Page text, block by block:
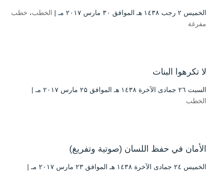
الخميس ۲ رجب ۱٤۳۸ هـ الموافق ۳۰ مارس ۲۰۱۷ مـ | الخطب، خطب
مفرغة
لا تكرهوا البنات
السبت ۲٦ جمادى الآخرة ۱٤۳۸ هـ الموافق ۲۵ مارس ۲۰۱۷ مـ |
الخطب
الأمان في حفظ اللسان (صوتية وتفريغ)
الخميس ۲٤ جمادى الآخرة ۱٤۳۸ هـ الموافق ۲۳ مارس ۲۰۱۷ مـ |